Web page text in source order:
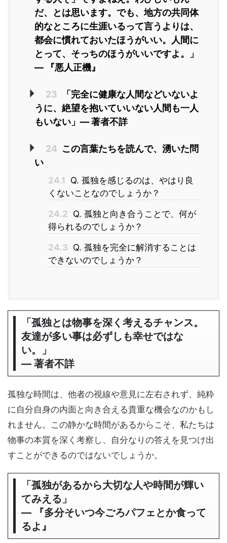
だ、とは思います。でも、地方の共同体
的なところに生涯いるって言うよりは、
都会に慣れておいたほうがいい。人間に
とって、そっちのほうがいいですよ。」
― 『悪人正機』
23
「完全に健康な人間などいないよ
うに、絶望を抱いていいない人間も一人
もいない」― 著者不詳
24 この言葉たちを読んで、湧いた問
い
24.1
Q. 孤独を感じるのは、やはり良
くないことなのでしょうか？
24.2 Q. 孤独と向き合うことで、何が
得られるのでしょうか？
24.3 Q. 孤独を完全に解消することは
できないのでしょうか？
「孤独とは物事を深く考えるチャンス。
友達が多い事は必ずしも幸せではな
い。」
― 著者不詳
孤独な時間は、他者の視線や意見に左右されず、純粋
に自分自身の内面と向き合える貴重な機会なのかもし
れません。この静かな時間があるからこそ、私たちは
物事の本質を深く考察し、自分なりの答えを見つけ出
すことができるのではないでしょうか。
「孤独があるから大切な人や時間が輝い
てみえる」
― 『多分そいつ今ごろパフェとか食って
るよ』